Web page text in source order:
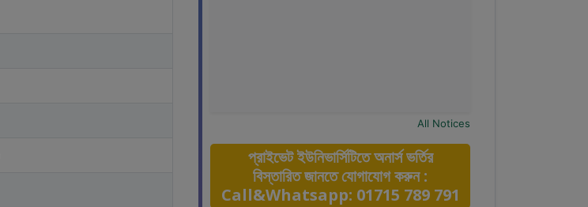
All Notices
প্রাইভেট ইউনিভার্সিটিতে অনার্স ভর্তির
বিস্তারিত জানতে যোগাযোগ করুন :
Call&Whatsapp: 01715 789 791